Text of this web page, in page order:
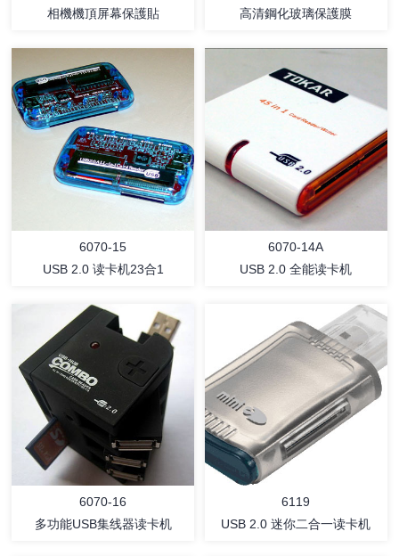
详情
相機機頂屏幕保護貼
详情
高清鋼化玻璃保護膜
详情
6070-15
USB 2.0 读卡机23合1
详情
6070-14A
USB 2.0 全能读卡机
6070-16
多功能USB集线器读卡机
6119
USB 2.0 迷你二合一读卡机